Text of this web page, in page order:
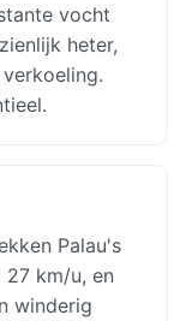
vocht
heter,
Palau's
km/u, en
winderig